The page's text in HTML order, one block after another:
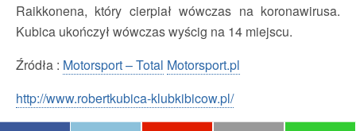
Raikkonena, który cierpiał wówczas na koronawirusa.
Kubica ukończył wówczas wyścig na 14 miejscu.
Źródła : Motorsport – Total Motorsport.pl
http://www.robertkubica-klubkibicow.pl/